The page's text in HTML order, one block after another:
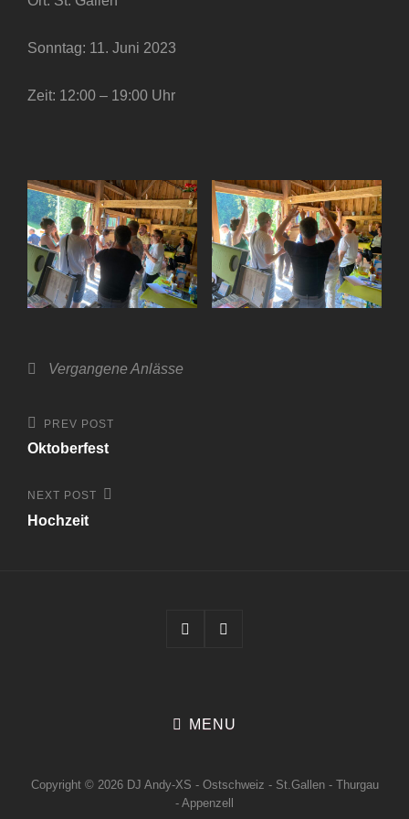
Sonntag: 11. Juni 2023
Zeit: 12:00 – 19:00 Uhr
Categories
Vergangene Anlässe
Beitrags-
Navigation
Previous
Post
PREV POST
Oktoberfest
Next
Post
NEXT POST
Hochzeit
Facebook
MENU
Copyright © 2026 DJ Andy-XS - Ostschweiz - St.Gallen - Thurgau
- Appenzell